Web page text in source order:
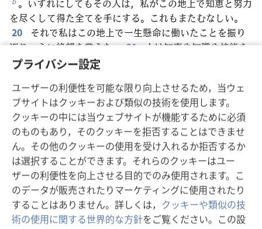
プライバシー設定
ユーザーの利便性を可能な限り向上させるため，当ウェ
ブサイトはクッキーおよび類似の技術を使用します。
クッキーの中には当ウェブサイトが機能するために必須
のものもあり，そのクッキーを拒否することはできませ
ん。その他のクッキーの使用を受け入れるか拒否するか
は選択することができます。それらのクッキーはユー
ザーの利便性を向上させる目的でのみ使用されます。こ
のデータが販売されたりマーケティングに使用されたり
することはありません。詳しくは， クッキーや類似の技
術の使用に関する世界的な方針をご覧ください。この設
。いずれにしてもその人は，私がこの地上で知恵と努力
を尽くして得た全てを手にする。これもまたむなしい。
20
それで私はこの地上で一生懸命に働いたことを振り
返り，心に絶望を覚えた。 21人は知恵や知識や技能を
駆使して一生懸命に働いても，自分の報酬
なしく，大きな悲劇 *である。
22人は，この地上で一生懸命に働き，志を持ってそ
うしたとして，いったいどんな良いものを得るのだろうか
d 。 23生きている間ずっと，その人の務めは痛みとい
ら立ちを生み e ，夜になっても心が休まらない f 。これも
むなしい。
24食べ，飲み，一生懸命働く充実感，人にとってこ
れ以上の幸せはない g 。私はこれもまた，真の神からのも
のだと気付いた h 。 25 私より良い物を食べ，飲む者は
いない i 。